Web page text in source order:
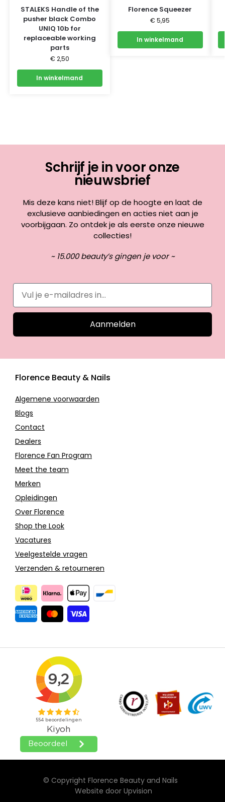
STALEKS Handle of the
pusher black Combo
UNIQ 10b for
replaceable working
parts
€ 2,50
In winkelmand
Florence Squeezer
€ 5,95
In winkelmand
Schrijf je in voor onze
nieuwsbrief
Mis deze kans niet! Blijf op de hoogte en laat de
exclusieve aanbiedingen en acties niet aan je
voorbijgaan. Zo ontdek je als eerste onze nieuwe
collecties!
~ 15.000 beauty’s gingen je voor ~
Aanmelden
Florence Beauty & Nails
Algemene voorwaarden
Blogs
Contact
Dealers
Florence Fan Program
Meet the team
Merken
Opleidingen
Over Florence
Shop the Look
Vacatures
Veelgestelde vragen
Verzenden & retourneren
© Copyright Florence Beauty and Nails
Website door Upvision